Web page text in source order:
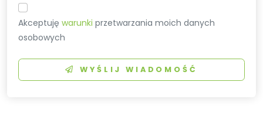
Akceptujęwarunki przetwarzania moich danych
osobowych
WYŚLIJ WIADOMOŚĆ